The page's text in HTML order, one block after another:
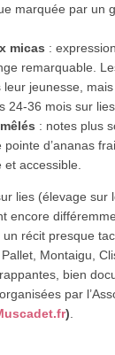
marquée par un
micas :
remarquable.
leur jeunesse,
24-36 mois sur lies.
: notes plus
d’ananas
accessible.
lies (élevage sur
encore
récit presque
Montaigu,
bien
par
)